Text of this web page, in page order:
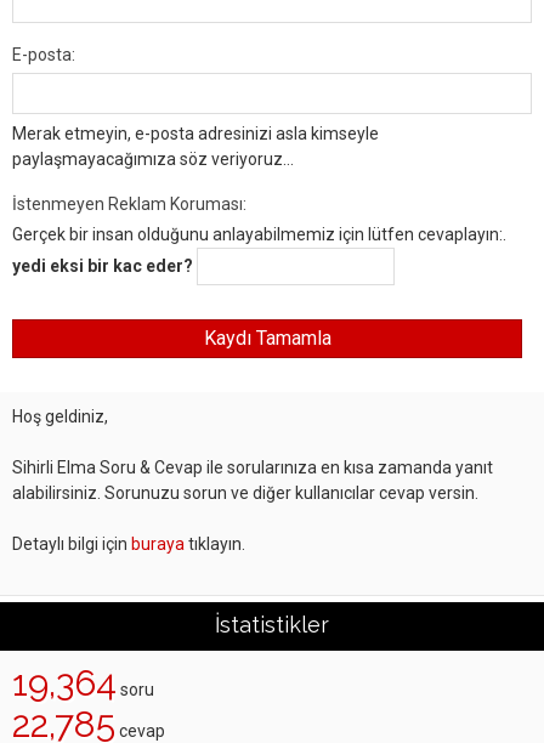
E-posta:
Merak etmeyin, e-posta adresinizi asla kimseyle
paylaşmayacağımıza söz veriyoruz...
İstenmeyen Reklam Koruması:
Gerçek bir insan olduğunu anlayabilmemiz için lütfen cevaplayın:.
yedi eksi bir kac eder?
Hoş geldiniz,
Sihirli Elma Soru & Cevap ile sorularınıza en kısa zamanda yanıt
alabilirsiniz. Sorunuzu sorun ve diğer kullanıcılar cevap versin.
Detaylı bilgi için buraya tıklayın.
İstatistikler
19,364 soru
22,785 cevap